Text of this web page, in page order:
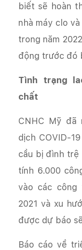
biết sẽ hoàn
nhà máy clo
trong năm
động trước đó
Tình trạng
chất
CNHC Mỹ đã
dịch COVID-
cầu bị đình trệ
tính 6.000
vào các công
2021 và xu
được dự báo
Báo cáo về